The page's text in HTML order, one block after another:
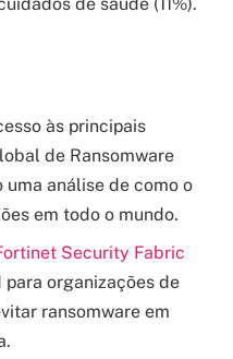
às principais
de Ransomware
análise de como o
em todo o mundo.
Security Fabric
organizações de
ransomware em